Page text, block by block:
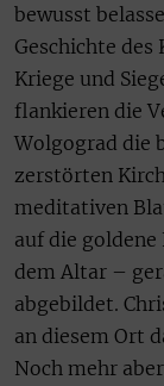
bewusst
Geschichte
Kriege und
flankieren die
Wolgograd die
zerstörten
meditativen
auf die goldene
dem Altar –
abgebildet.
an diesem Ort
Noch mehr